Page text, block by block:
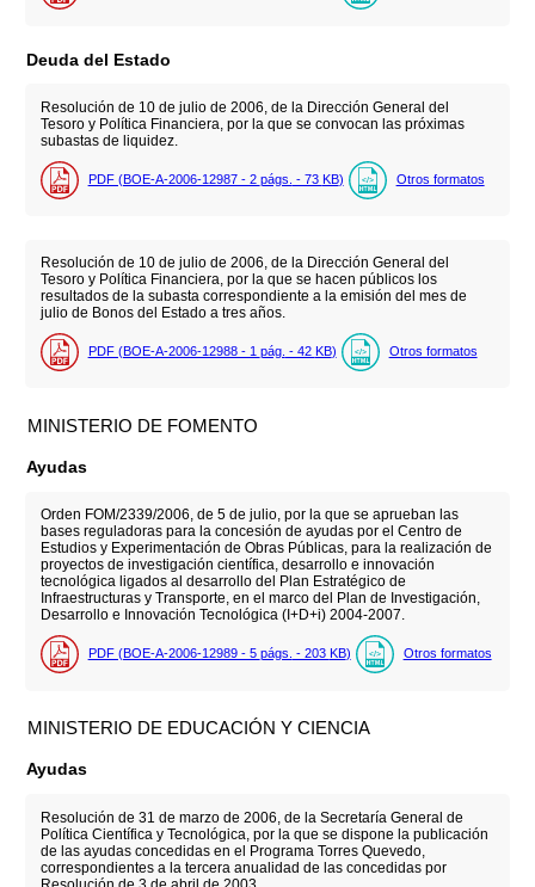
Deuda del Estado
Resolución de 10 de julio de 2006, de la Dirección General del
Tesoro y Política Financiera, por la que se convocan las próximas
subastas de liquidez.
PDF (BOE-A-2006-12987 - 2 págs. - 73 KB) Otros formatos
Resolución de 10 de julio de 2006, de la Dirección General del
Tesoro y Política Financiera, por la que se hacen públicos los
resultados de la subasta correspondiente a la emisión del mes de
julio de Bonos del Estado a tres años.
PDF (BOE-A-2006-12988 - 1 pág. - 42 KB) Otros formatos
MINISTERIO DE FOMENTO
Ayudas
Orden FOM/2339/2006, de 5 de julio, por la que se aprueban las
bases reguladoras para la concesión de ayudas por el Centro de
Estudios y Experimentación de Obras Públicas, para la realización de
proyectos de investigación científica, desarrollo e innovación
tecnológica ligados al desarrollo del Plan Estratégico de
Infraestructuras y Transporte, en el marco del Plan de Investigación,
Desarrollo e Innovación Tecnológica (I+D+i) 2004-2007.
PDF (BOE-A-2006-12989 - 5 págs. - 203 KB) Otros formatos
MINISTERIO DE EDUCACIÓN Y CIENCIA
Ayudas
Resolución de 31 de marzo de 2006, de la Secretaría General de
Política Científica y Tecnológica, por la que se dispone la publicación
de las ayudas concedidas en el Programa Torres Quevedo,
correspondientes a la tercera anualidad de las concedidas por